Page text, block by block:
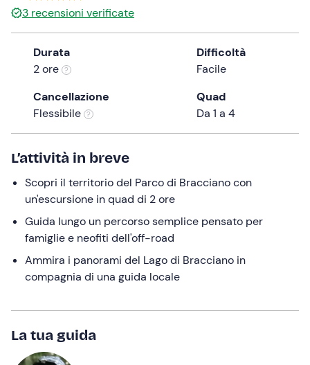
the
question
mark
keyboard
shortcuts
for
changing
dates.
3 recensioni verificate
Durata
2 ore
Difficoltà
Facile
Cancellazione
Flessibile
Quad
Da 1 a 4
L’attività in breve
Scopri il territorio del Parco di Bracciano con
un'escursione in quad di 2 ore
Guida lungo un percorso semplice pensato per
famiglie e neofiti dell'off-road
Ammira i panorami del Lago di Bracciano in
compagnia di una guida locale
La tua guida